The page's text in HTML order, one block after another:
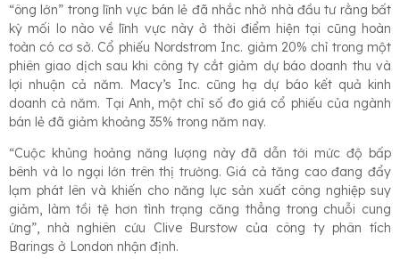
“ông lớn” trong lĩnh vực bán lẻ đã nhắc nhở nhà đầu tư rằng bất
kỳ mối lo nào về lĩnh vực này ở thời điểm hiện tại cũng hoàn
toàn có cơ sở. Cổ phiếu Nordstrom Inc. giảm 20% chỉ trong một
phiên giao dịch sau khi công ty cắt giảm dự báo doanh thu và
lợi nhuận cả năm. Macy’s Inc. cũng hạ dự báo kết quả kinh
doanh cả năm. Tại Anh, một chỉ số đo giá cổ phiếu của ngành
bán lẻ đã giảm khoảng 35% trong năm nay.
“Cuộc khủng hoảng năng lượng này đã dẫn tới mức độ bấp
bênh và lo ngại lớn trên thị trường. Giá cả tăng cao đang đẩy
lạm phát lên và khiến cho năng lực sản xuất công nghiệp suy
giảm, làm tồi tệ hơn tình trạng căng thẳng trong chuỗi cung
ứng”, nhà nghiên cứu Clive Burstow của công ty phân tích
Barings ở London nhận định.